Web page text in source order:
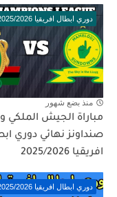
دوري ابطال افريقيا 2025/2026
منذ بضع شهور
مباراة الجيش الملكي و
صنداونز نهائي دوري
افريقيا 2025/2026
دوري ابطال افريقيا 2025/2026